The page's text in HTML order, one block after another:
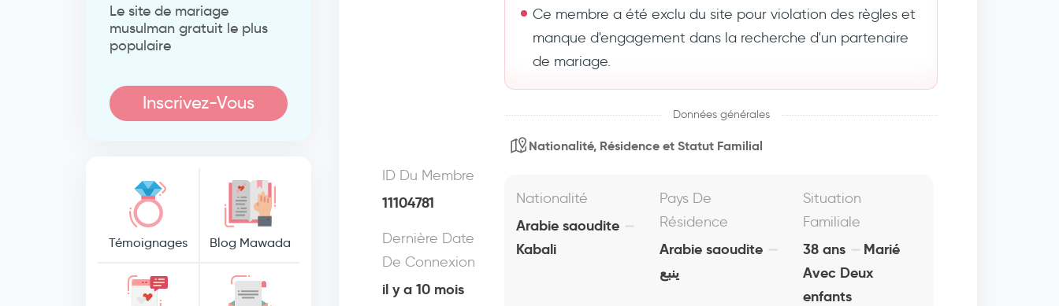
Le site de mariage
musulman gratuit le plus
populaire
Inscrivez-Vous
Témoignages Blog Mawada
Ce membre a été exclu du site pour violation des règles et
manque d'engagement dans la recherche d'un partenaire
de mariage.
Données générales
ID Du Membre
11104781
Dernière Date
De Connexion
il y a 10 mois
Nationalité, Résidence et Statut Familial
Nationalité
Arabie saoudite
Kabali
Pays De
Résidence
Arabie saoudite
ينبع
Situation
Familiale
38 ans
Marié
Avec Deux
enfants